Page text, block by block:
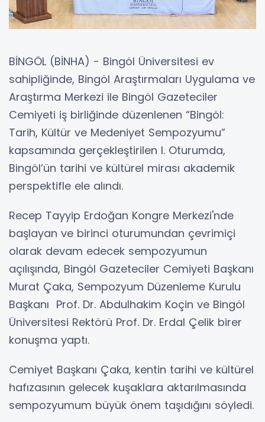
BİNGÖL (BİNHA) - Bingöl Üniversitesi ev
sahipliğinde, Bingöl Araştırmaları Uygulama ve
Araştırma Merkezi ile Bingöl Gazeteciler
Cemiyeti iş birliğinde düzenlenen “Bingöl:
Tarih, Kültür ve Medeniyet Sempozyumu”
kapsamında gerçekleştirilen I. Oturumda,
Bingöl’ün tarihi ve kültürel mirası akademik
perspektifle ele alındı.
Recep Tayyip Erdoğan Kongre Merkezi'nde
başlayan ve birinci oturumundan çevrimiçi
olarak devam edecek sempozyumun
açılışında, Bingöl Gazeteciler Cemiyeti Başkanı
Murat Çaka, Sempozyum Düzenleme Kurulu
Başkanı Prof. Dr. Abdulhakim Koçin ve Bingöl
Üniversitesi Rektörü Prof. Dr. Erdal Çelik birer
konuşma yaptı.
Cemiyet Başkanı Çaka, kentin tarihi ve kültürel
hafızasının gelecek kuşaklara aktarılmasında
sempozyumum büyük önem taşıdığını söyledi.